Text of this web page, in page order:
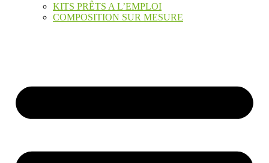
KITS PRÊTS A L’EMPLOI
COMPOSITION SUR MESURE